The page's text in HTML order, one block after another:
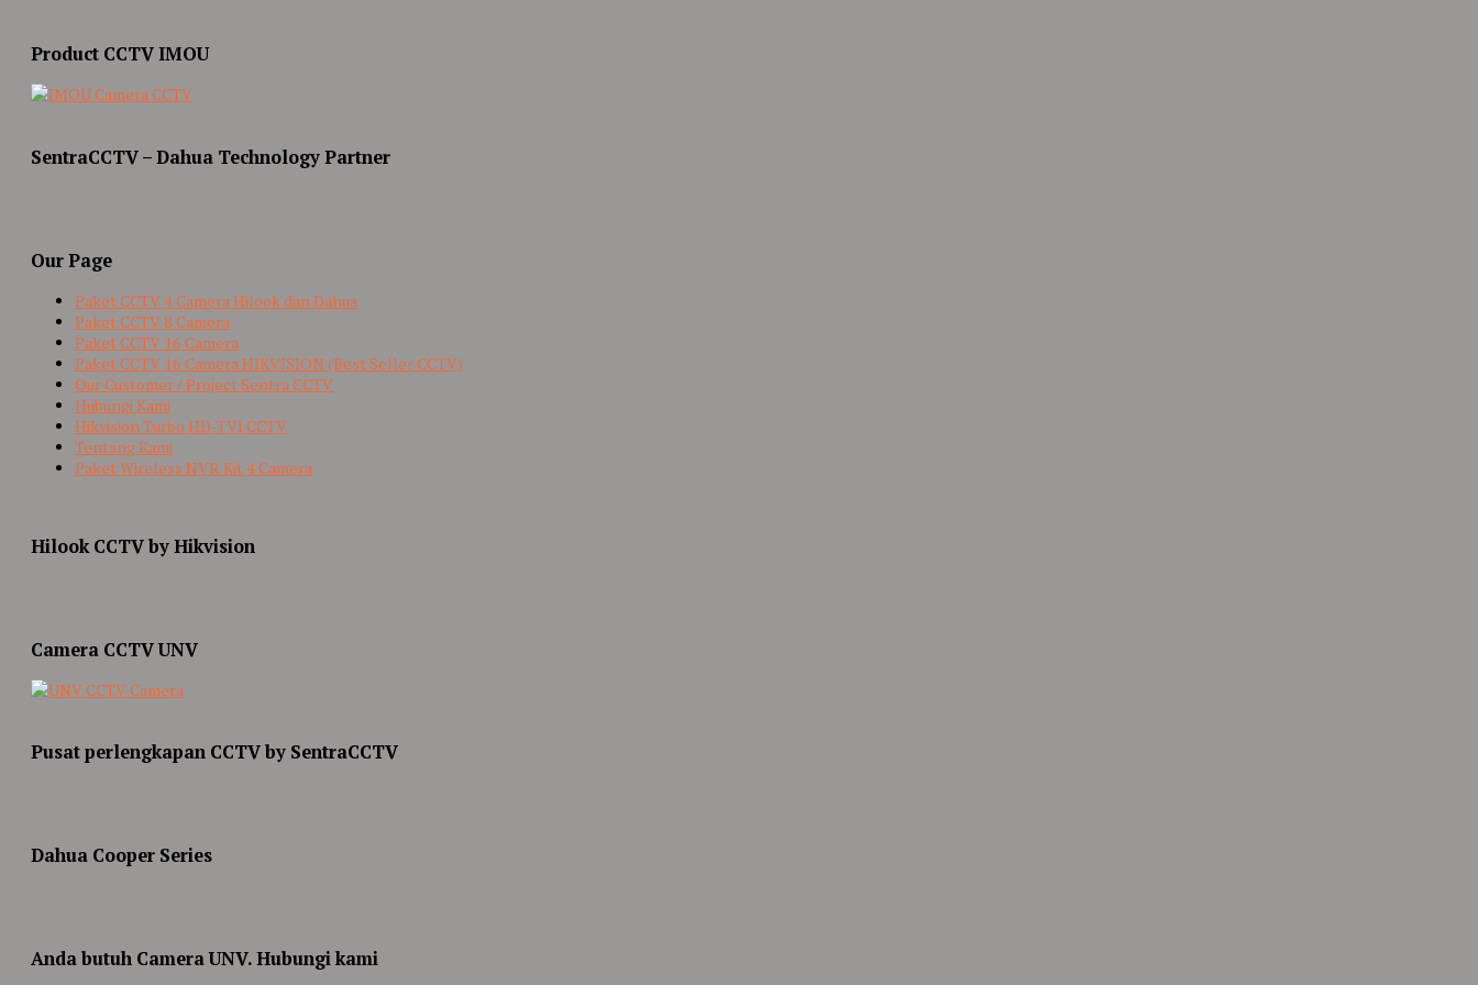
Product CCTV IMOU
SentraCCTV – Dahua Technology Partner
Our Page
Paket CCTV 4 Camera Hilook dan Dahua
Paket CCTV 8 Camera
Paket CCTV 16 Camera
Paket CCTV 16 Camera HIKVISION (Best Seller CCTV)
Our Customer / Project Sentra CCTV
Hubungi Kami
Hikvision Turbo HD-TVI CCTV
Tentang Kami
Paket Wireless NVR Kit 4 Camera
Hilook CCTV by Hikvision
Camera CCTV UNV
Pusat perlengkapan CCTV by SentraCCTV
Dahua Cooper Series
Anda butuh Camera UNV. Hubungi kami